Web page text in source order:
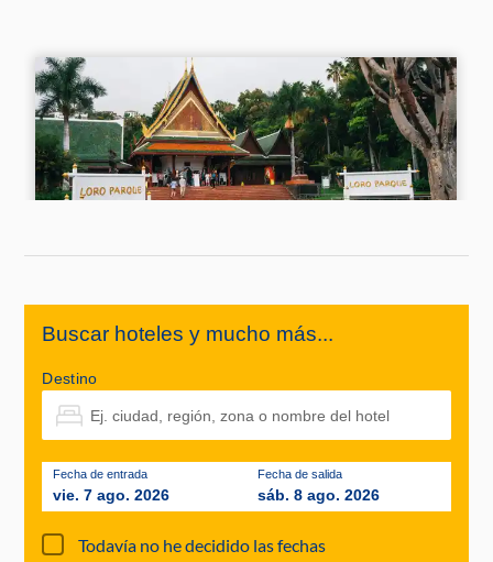
Buscar hoteles y mucho más...
Destino
Fecha de entrada
vie. 7 ago. 2026
Fecha de salida
sáb. 8 ago. 2026
Todavía no he decidido las fechas